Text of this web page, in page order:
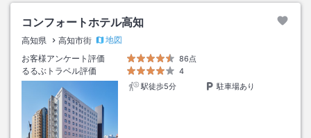
コンフォートホテル高知
高知県 高知市街
地図
お客様アンケート評価
86点
るるぶトラベル評価
4
駅徒歩5分
駐車場あり